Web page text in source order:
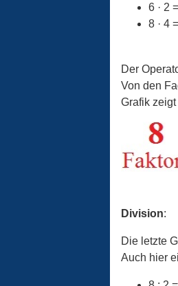
6 · 2
8 · 4
Der
Von den
Grafik
Division:
Die letzte
Auch hier